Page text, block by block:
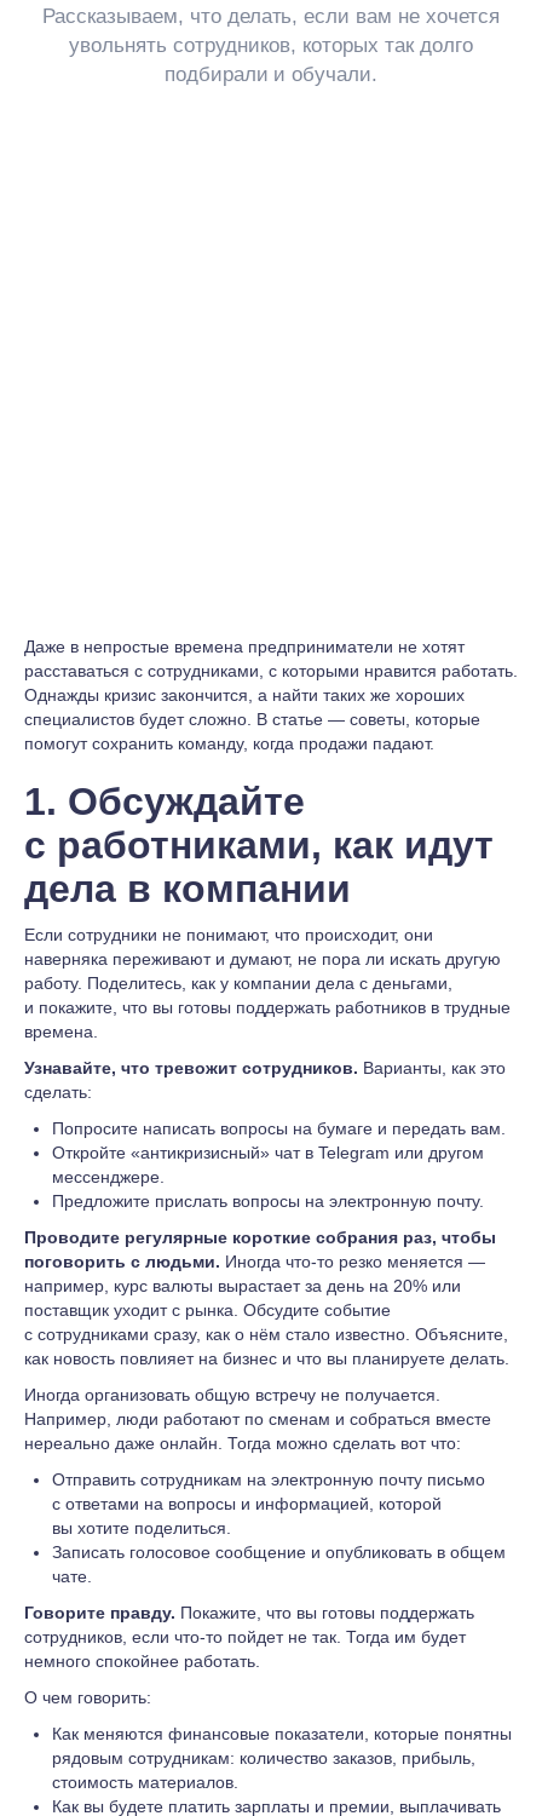
Рассказываем, что делать, если вам не хочется
увольнять сотрудников, которых так долго
подбирали и обучали.
Даже в непростые времена предприниматели не хотят
расставаться с сотрудниками, с которыми нравится работать.
Однажды кризис закончится, а найти таких же хороших
специалистов будет сложно. В статье — советы, которые
помогут сохранить команду, когда продажи падают.
1. Обсуждайте
с работниками, как идут
дела в компании
Если сотрудники не понимают, что происходит, они
наверняка переживают и думают, не пора ли искать другую
работу. Поделитесь, как у компании дела с деньгами,
и покажите, что вы готовы поддержать работников в трудные
времена.
Узнавайте, что тревожит сотрудников. Варианты, как это
сделать:
Попросите написать вопросы на бумаге и передать вам.
Откройте «антикризисный» чат в Telegram или другом
мессенджере.
Предложите прислать вопросы на электронную почту.
Проводите регулярные короткие собрания раз, чтобы
поговорить с людьми. Иногда что-то резко меняется —
например, курс валюты вырастает за день на 20% или
поставщик уходит с рынка. Обсудите событие
с сотрудниками сразу, как о нём стало известно. Объясните,
как новость повлияет на бизнес и что вы планируете делать.
Иногда организовать общую встречу не получается.
Например, люди работают по сменам и собраться вместе
нереально даже онлайн. Тогда можно сделать вот что:
Отправить сотрудникам на электронную почту письмо
с ответами на вопросы и информацией, которой
вы хотите поделиться.
Записать голосовое сообщение и опубликовать в общем
чате.
Говорите правду. Покажите, что вы готовы поддержать
сотрудников, если что-то пойдет не так. Тогда им будет
немного спокойнее работать.
О чем говорить:
Как меняются финансовые показатели, которые понятны
рядовым сотрудникам: количество заказов, прибыль,
стоимость материалов.
Как вы будете платить зарплаты и премии, выплачивать